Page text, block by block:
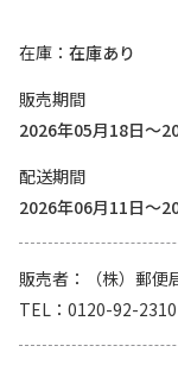
在庫
在庫あり
販売期間
2026年05月18日～
配送期間
2026年06月11日～
販売者
（株）郵
TEL
0120-92-2310